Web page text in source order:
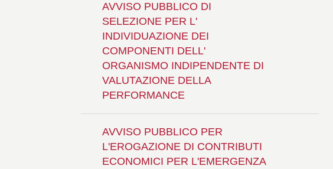
AVVISO PUBBLICO DI
SELEZIONE PER L'
INDIVIDUAZIONE DEI
COMPONENTI DELL'
ORGANISMO INDIPENDENTE DI
VALUTAZIONE DELLA
PERFORMANCE
AVVISO PUBBLICO PER
L'EROGAZIONE DI CONTRIBUTI
ECONOMICI PER L'EMERGENZA